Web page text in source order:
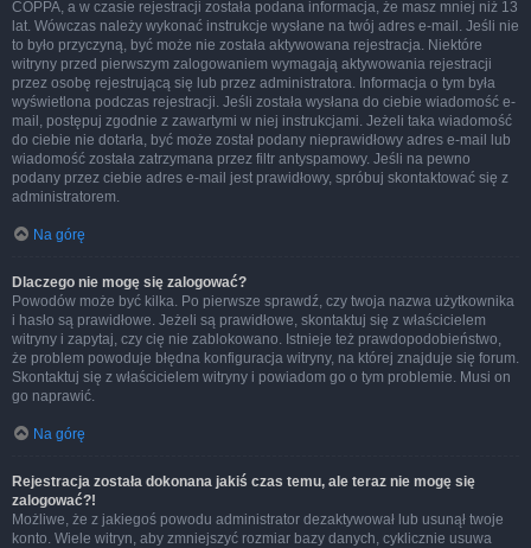
COPPA, a w czasie rejestracji została podana informacja, że masz mniej niż 13
lat. Wówczas należy wykonać instrukcje wysłane na twój adres e-mail. Jeśli nie
to było przyczyną, być może nie została aktywowana rejestracja. Niektóre
witryny przed pierwszym zalogowaniem wymagają aktywowania rejestracji
przez osobę rejestrującą się lub przez administratora. Informacja o tym była
wyświetlona podczas rejestracji. Jeśli została wysłana do ciebie wiadomość e-
mail, postępuj zgodnie z zawartymi w niej instrukcjami. Jeżeli taka wiadomość
do ciebie nie dotarła, być może został podany nieprawidłowy adres e-mail lub
wiadomość została zatrzymana przez filtr antyspamowy. Jeśli na pewno
podany przez ciebie adres e-mail jest prawidłowy, spróbuj skontaktować się z
administratorem.
Na górę
Dlaczego nie mogę się zalogować?
Powodów może być kilka. Po pierwsze sprawdź, czy twoja nazwa użytkownika
i hasło są prawidłowe. Jeżeli są prawidłowe, skontaktuj się z właścicielem
witryny i zapytaj, czy cię nie zablokowano. Istnieje też prawdopodobieństwo,
że problem powoduje błędna konfiguracja witryny, na której znajduje się forum.
Skontaktuj się z właścicielem witryny i powiadom go o tym problemie. Musi on
go naprawić.
Na górę
Rejestracja została dokonana jakiś czas temu, ale teraz nie mogę się
zalogować?!
Możliwe, że z jakiegoś powodu administrator dezaktywował lub usunął twoje
konto. Wiele witryn, aby zmniejszyć rozmiar bazy danych, cyklicznie usuwa